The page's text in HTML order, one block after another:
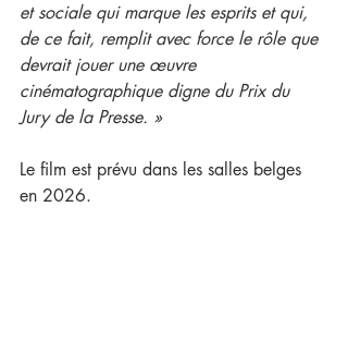
et sociale qui marque les esprits et qui,
de ce fait, remplit avec force le rôle que
devrait jouer une œuvre
cinématographique digne du Prix du
Jury de la Presse. »
Le film est prévu dans les salles belges
en 2026.